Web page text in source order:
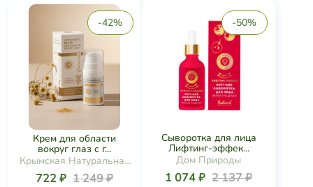
-42%
Крем для области
вокруг глаз с г...
Крымская Натуральная
Коллекция
722 ₽ 1 249 ₽
-50%
Сыворотка для лица
Лифтинг-эффек...
Дом Природы
1 074 ₽ 2 137 ₽